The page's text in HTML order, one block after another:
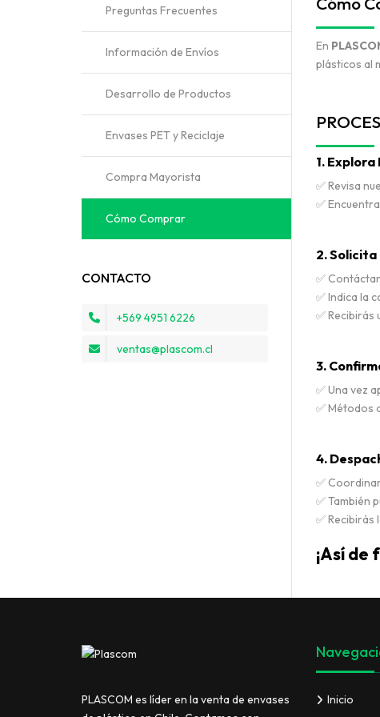
Preguntas Frecuentes
Información de Envíos
Desarrollo de Productos
Envases PET y Reciclaje
Compra Mayorista
Cómo Comprar
CONTACTO
+569 4951 6226
ventas@plascom.cl
En
plásticos al
1.
✅ Revisa
✅
2.
✅
✅ Indica la
✅
3.
✅ Una vez
✅ Métodos
4.
✅
✅ También
✅ Recibirás
¡Así de
PLASCOM es líder en la venta de envases
Inicio